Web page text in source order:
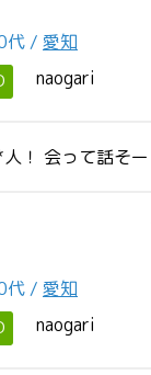
代 / 愛知
naogari
！ 会って話そー
代 / 愛知
naogari